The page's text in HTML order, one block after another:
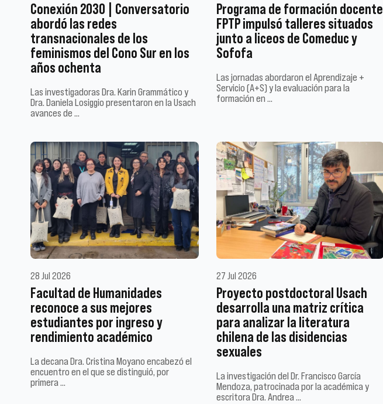
Conexión 2030 | Conversatorio
abordó las redes
transnacionales de los
feminismos del Cono Sur en los
años ochenta
Las investigadoras Dra. Karin Grammático y
Dra. Daniela Losiggio presentaron en la Usach
avances de …
Programa de formación docente
FPTP impulsó talleres situados
junto a liceos de Comeduc y
Sofofa
Las jornadas abordaron el Aprendizaje +
Servicio (A+S) y la evaluación para la
formación en …
28 Jul 2026
Facultad de Humanidades
reconoce a sus mejores
estudiantes por ingreso y
rendimiento académico
La decana Dra. Cristina Moyano encabezó el
encuentro en el que se distinguió, por
primera …
27 Jul 2026
Proyecto postdoctoral Usach
desarrolla una matriz crítica
para analizar la literatura
chilena de las disidencias
sexuales
La investigación del Dr. Francisco García
Mendoza, patrocinada por la académica y
escritora Dra. Andrea …